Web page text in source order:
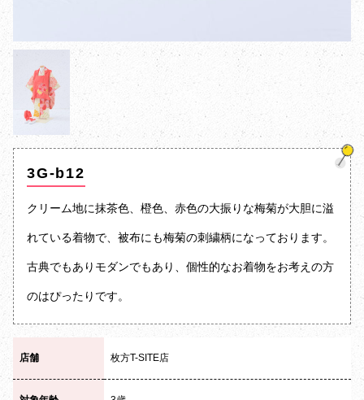
3G-b12
クリーム地に抹茶色、橙色、赤色の大振りな梅菊が大胆に溢
れている着物で、被布にも梅菊の刺繍柄になっております。
古典でもありモダンでもあり、個性的なお着物をお考えの方
のはぴったりです。
店舗 枚方T-SITE店